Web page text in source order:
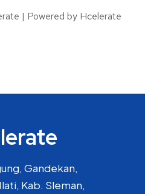
| Powered by Hcelerate
Gandekan,
Kab. Sleman,